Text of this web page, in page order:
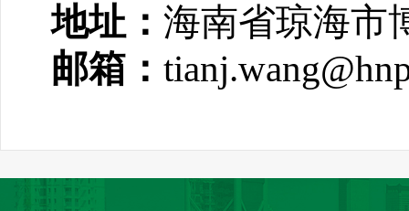
地址： 海南省琼海市
邮箱：